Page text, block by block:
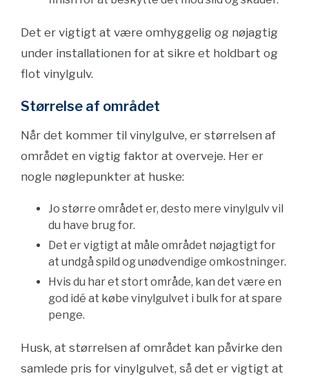
Det er vigtigt at være omhyggelig og nøjagtig
under installationen for at sikre et holdbart og
flot vinylgulv.
Størrelse af området
Når det kommer til vinylgulve, er størrelsen af
området en vigtig faktor at overveje. Her er
nogle nøglepunkter at huske:
Jo større området er, desto mere vinylgulv vil
du have brug for.
Det er vigtigt at måle området nøjagtigt for
at undgå spild og unødvendige omkostninger.
Hvis du har et stort område, kan det være en
god idé at købe vinylgulvet i bulk for at spare
penge.
Husk, at størrelsen af området kan påvirke den
samlede pris for vinylgulvet, så det er vigtigt at